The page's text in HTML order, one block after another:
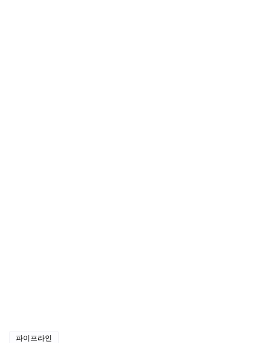
파이프라인